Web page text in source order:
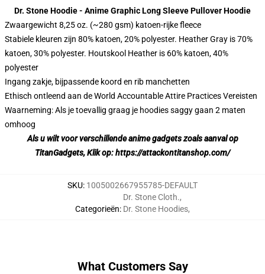
modname=ckeditor
Dr. Stone Hoodie - Anime Graphic Long Sleeve Pullover Hoodie
Zwaargewicht 8,25 oz. (~280 gsm) katoen-rijke fleece
Stabiele kleuren zijn 80% katoen, 20% polyester. Heather Gray is 70%
katoen, 30% polyester. Houtskool Heather is 60% katoen, 40%
polyester
Ingang zakje, bijpassende koord en rib manchetten
Ethisch ontleend aan de World Accountable Attire Practices Vereisten
Waarneming: Als je toevallig graag je hoodies saggy gaan 2 maten
omhoog
Als u wilt voor verschillende anime gadgets zoals aanval op
TitanGadgets, Klik op:https://attackontitanshop.com/
SKU: 1005002667955785-DEFAULT
Categorieën:
Dr. Stone Cloth.,
Dr. Stone Hoodies,
What Customers Say